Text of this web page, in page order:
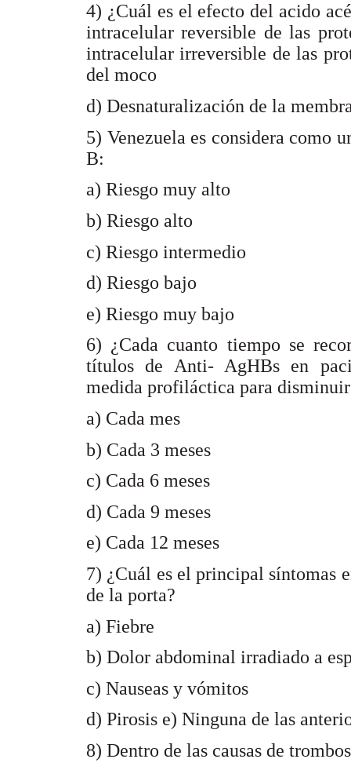
4) ¿Cuál es el efecto del acido
intracelular reversible de las
intracelular irreversible de las
del moco
d) Desnaturalización de la
5) Venezuela es considera como
B:
a) Riesgo muy alto
b) Riesgo alto
c) Riesgo intermedio
d) Riesgo bajo
e) Riesgo muy bajo
6) ¿Cada cuanto tiempo se
títulos de Anti- AgHBs en
medida profiláctica para
a) Cada mes
b) Cada 3 meses
c) Cada 6 meses
d) Cada 9 meses
e) Cada 12 meses
7) ¿Cuál es el principal síntomas
de la porta?
a) Fiebre
b) Dolor abdominal irradiado a
c) Nauseas y vómitos
d) Pirosis e) Ninguna de las
8) Dentro de las causas de